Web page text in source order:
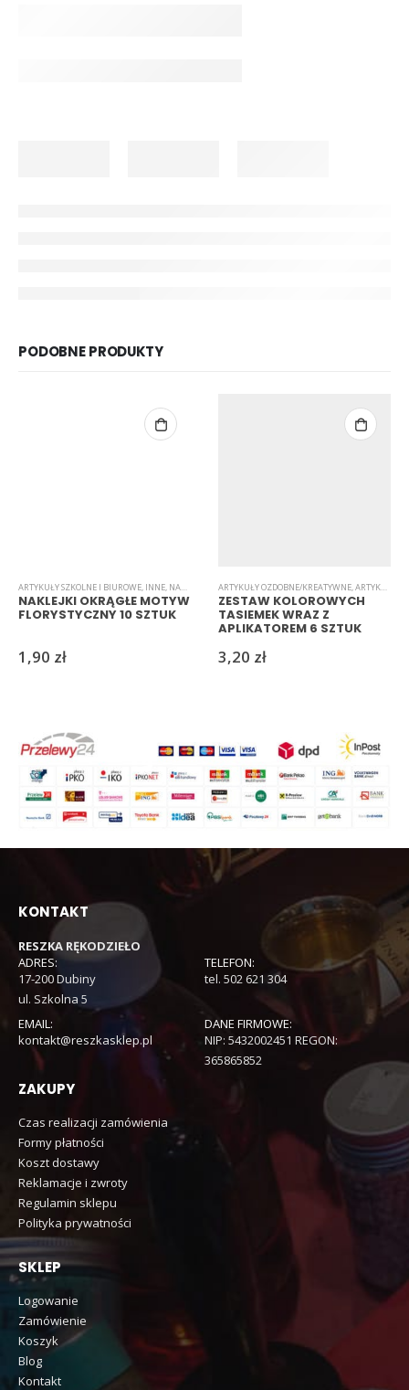
PODOBNE PRODUKTY
ARTYKUŁY SZKOLNE I BIUROWE, INNE, NAKLEJKI NAKLEJKI,NAKLEJKI,SAMOPRZYLEPNE,ŚWIĘTA/
NAKLEJKI OKRĄGŁE MOTYW
FLORYSTYCZNY 10 SZTUK
1,90 zł
ARTYKUŁY OZDOBNE/KREATYWNE,ARTYKUŁY SZKOLNE I BIUROWE
ZESTAW KOLOROWYCH
TASIEMEK WRAZ Z
APLIKATOREM 6 SZTUK
3,20 zł
KONTAKT
RESZKA RĘKODZIEŁO
ADRES:
17-200 Dubiny
ul. Szkolna 5
TELEFON:
tel. 502 621 304
EMAIL:
kontakt@reszkasklep.pl
DANE FIRMOWE:
NIP: 5432002451 REGON:
365865852
ZAKUPY
Czas realizacji zamówienia
Formy płatności
Koszt dostawy
Reklamacje i zwroty
Regulamin sklepu
Polityka prywatności
SKLEP
Logowanie
Zamówienie
Koszyk
Blog
Kontakt